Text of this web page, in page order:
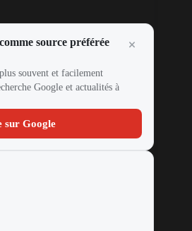
source préférée
souvent et facilement
Google et actualités à
sur Google